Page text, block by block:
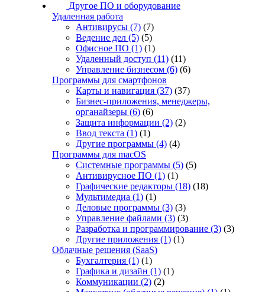
Другое ПО и оборудование
Удаленная работа
Антивирусы (7) (7)
Ведение дел (5) (5)
Офисное ПО (1) (1)
Удаленный доступ (11) (11)
Управление бизнесом (6) (6)
Программы для смартфонов
Карты и навигация (37) (37)
Бизнес-приложения, менеджеры,
органайзеры (6) (6)
Защита информации (2) (2)
Ввод текста (1) (1)
Другие программы (4) (4)
Программы для macOS
Системные программы (5) (5)
Антивирусное ПО (1) (1)
Графические редакторы (18) (18)
Мультимедиа (1) (1)
Деловые программы (3) (3)
Управление файлами (3) (3)
Разработка и программирование (3) (3)
Другие приложения (1) (1)
Облачные решения (SaaS)
Бухгалтерия (1) (1)
Графика и дизайн (1) (1)
Коммуникации (2) (2)